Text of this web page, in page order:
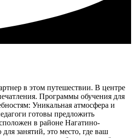
в этом путешествии. В центре
Программы обучения для
Уникальная атмосфера и
готовы предложить
в районе Нагатино-
занятий, это место, где ваш